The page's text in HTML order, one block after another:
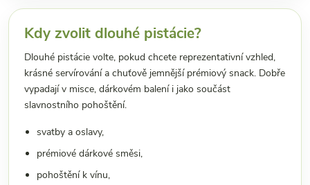
Kdy zvolit dlouhé pistácie?
Dlouhé pistácie volte, pokud chcete reprezentativní vzhled,
krásné servírování a chuťově jemnější prémiový snack. Dobře
vypadají v misce, dárkovém balení i jako součást
slavnostního pohoštění.
svatby a oslavy,
prémiové dárkové směsi,
pohoštění k vínu,